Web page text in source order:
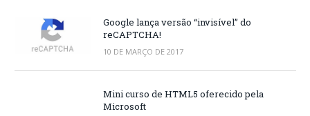
Google lança versão “invisível” do
reCAPTCHA!
10 DE MARÇO DE 2017
Mini curso de HTML5 oferecido pela
Microsoft